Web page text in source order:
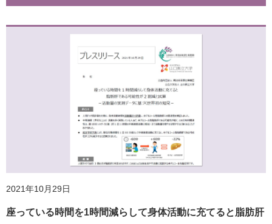
健康づくりDVD『いつでも、だれでも、ご自宅でも気軽に
できるスロートレーニング』刊行！全国の健康増進関連…
2022年2月10日
健康づくりDVD『いつでも、だれでも、気軽にできるスロ
2021年10月29日
座っている時間を1時間減らして身体活動に充てると脂肪肝